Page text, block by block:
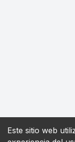
Este sitio web